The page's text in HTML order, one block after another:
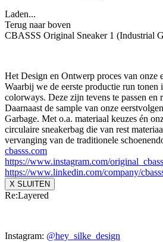
Laden...
Terug naar boven
CBASSS Original Sneaker 1 (Industrial
Het Design en Ontwerp proces van onze
Waarbij we de eerste productie run tonen
colorways. Deze zijn tevens te passen en
Daarnaast de sample van onze
Garbage. Met o.a. materiaal keuzes én
circulaire sneakerbag die van rest
vervanging van de traditionele
cbasss.com
https://www.instagram.com/
https://www.linkedin.com/company/
X SLUITEN
Re:Layered
Instagram: @hey_silke_design